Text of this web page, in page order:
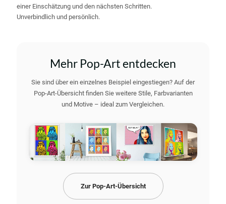
einer Einschätzung und den nächsten Schritten.
Unverbindlich und persönlich.
Mehr Pop-Art entdecken
Sie sind über ein einzelnes Beispiel eingestiegen? Auf der
Pop-Art-Übersicht finden Sie weitere Stile, Farbvarianten
und Motive – ideal zum Vergleichen.
Zur Pop-Art-Übersicht